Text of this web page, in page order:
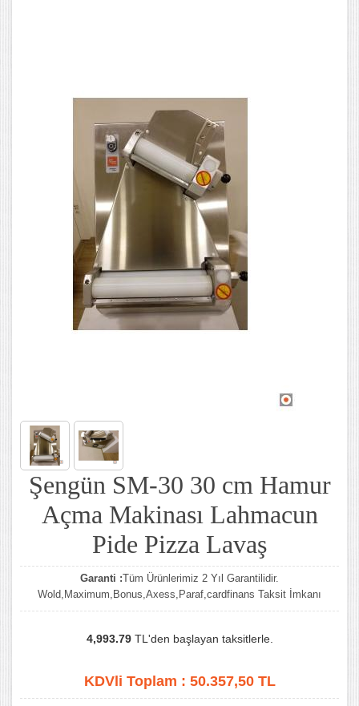
Şengün SM-30 30 cm Hamur
Açma Makinası Lahmacun
Pide Pizza Lavaş
Garanti :Tüm Ürünlerimiz 2 Yıl Garantilidir.
Wold,Maximum,Bonus,Axess,Paraf,cardfinans Taksit İmkanı
4,993.79TL'den başlayan taksitlerle.
KDVli Toplam : 50.357,50TL